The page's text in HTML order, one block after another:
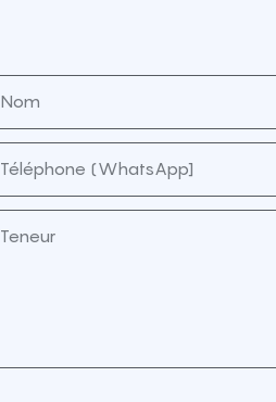
Nom
Téléphone (WhatsApp]
Teneur